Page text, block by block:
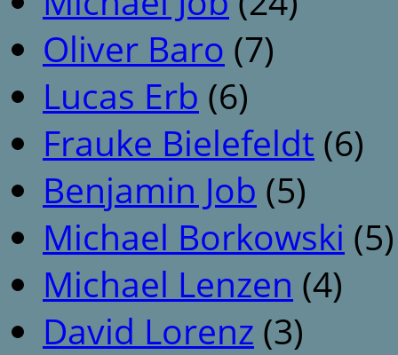
Oliver Baro (7)
Lucas Erb (6)
Frauke Bielefeldt (6)
Benjamin Job (5)
Michael Borkowski (5)
Michael Lenzen (4)
David Lorenz (3)